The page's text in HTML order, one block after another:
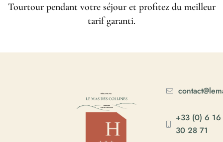
Tourtour pendant votre séjour et profitez du meilleur
tarif garanti.
+33 (0) 6 16
30 28 71